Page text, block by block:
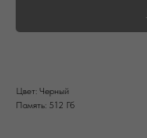
Цвет: Черный
Память: 512 Гб